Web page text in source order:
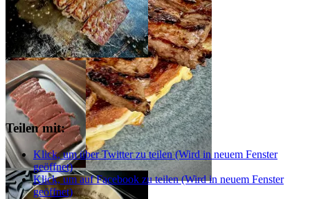
Teilen mit:
Klick, um über Twitter zu teilen (Wird in neuem Fenster
geöffnet)
Klick, um auf Facebook zu teilen (Wird in neuem Fenster
geöffnet)